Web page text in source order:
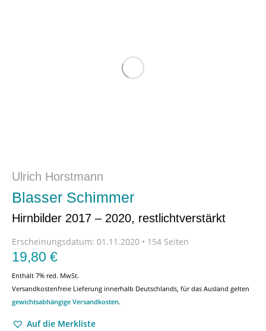
Ulrich Horstmann
Blasser Schimmer
Hirnbilder 2017 – 2020, restlichtverstärkt
Erscheinungsdatum: 01.11.2020 • 154 Seiten
19,80 €
Enthält 7% red. MwSt.
Versandkostenfreie Lieferung innerhalb Deutschlands, für das Ausland gelten
gewichtsabhängige Versandkosten.
Auf die Merkliste